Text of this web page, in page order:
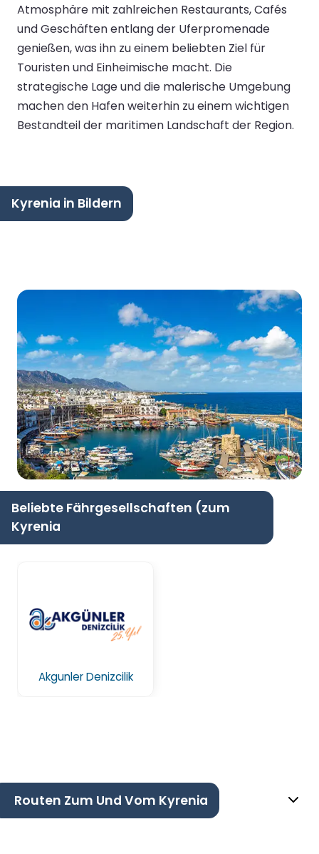
Atmosphäre mit zahlreichen Restaurants, Cafés
und Geschäften entlang der Uferpromenade
genießen, was ihn zu einem beliebten Ziel für
Touristen und Einheimische macht. Die
strategische Lage und die malerische Umgebung
machen den Hafen weiterhin zu einem wichtigen
Bestandteil der maritimen Landschaft der Region.
Kyrenia in Bildern
Beliebte Fährgesellschaften (zum
Kyrenia
Akgunler Denizcilik
Routen Zum Und Vom Kyrenia